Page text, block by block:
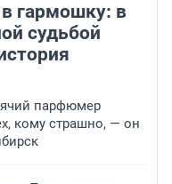
гармошку: в
судьбой
парфюмер
кому страшно, — он